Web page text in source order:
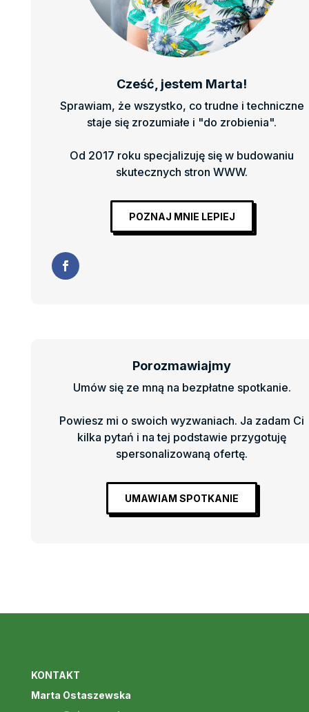
Cześć, jestem Marta!
Sprawiam, że wszystko, co trudne i techniczne
staje się zrozumiałe i "do zrobienia".
Od 2017 roku specjalizuję się w budowaniu
skutecznych stron WWW.
POZNAJ MNIE LEPIEJ
Porozmawiajmy
Umów się ze mną na bezpłatne spotkanie.
Powiesz mi o swoich wyzwaniach. Ja zadam Ci
kilka pytań i na tej podstawie przygotuję
spersonalizowaną ofertę.
UMAWIAM SPOTKANIE
KONTAKT
Marta Ostaszewska